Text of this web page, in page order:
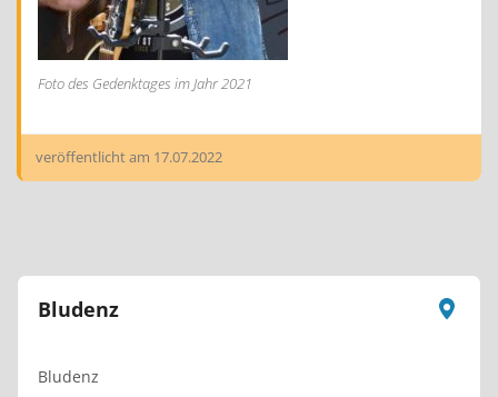
Foto des Gedenktages im Jahr 2021
veröffentlicht am 17.07.2022
Bludenz
Bludenz